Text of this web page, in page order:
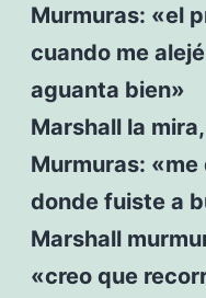
Murmuras: «el
cuando me
aguanta bien»
Marshall la
Murmuras:
donde fuiste a
Marshall
«creo que